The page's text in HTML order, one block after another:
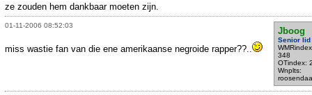
ze zouden hem dankbaar moeten zijn.
01-11-2006 08:52:03
Jboog
Senior lid
348
OTindex:
Wnplts:
miss wastie fan van die ene amerikaanse negroide rapper??..